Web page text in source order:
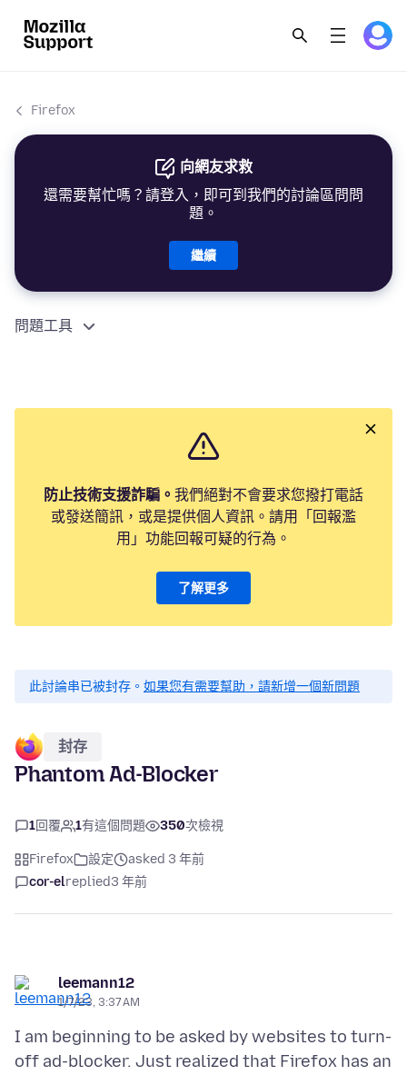
Firefox
向網友求救
還需要幫忙嗎？請登入，即可到我們的討論區問問
題。
繼續
問題工具
防止技術支援詐騙。 我們絕對不會要求您撥打電話
或發送簡訊，或是提供個人資訊。請用「回報濫
用」功能回報可疑的行為。
了解更多
此討論串已被封存。 如果您有需要幫助，請新增一個新問題
封存
Phantom Ad-Blocker
1回覆 1有這個問題 350次檢視
Firefox 設定
asked 3 年前
cor-elreplied3 年前
leemann12
1/7/23, 3:37 AM
I am beginning to be asked by websites to turn-
off ad-blocker. Just realized that Firefox has an